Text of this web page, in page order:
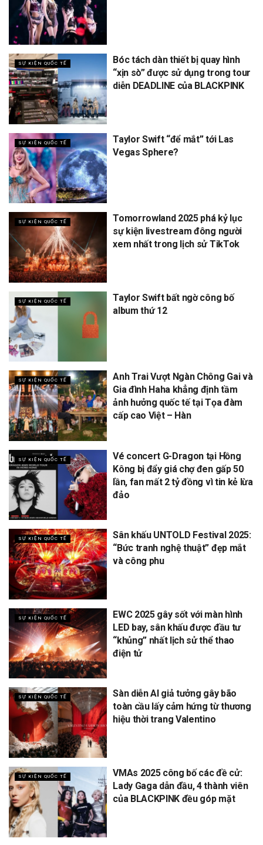
SỰ KIỆN QUỐC TẾ
Bóc tách dàn thiết bị quay hình
“xịn sò” được sử dụng trong tour
diễn DEADLINE của BLACKPINK
SỰ KIỆN QUỐC TẾ
Taylor Swift “để mắt” tới Las
Vegas Sphere?
SỰ KIỆN QUỐC TẾ
Tomorrowland 2025 phá kỷ lục
sự kiện livestream đông người
xem nhất trong lịch sử TikTok
SỰ KIỆN QUỐC TẾ
Taylor Swift bất ngờ công bố
album thứ 12
SỰ KIỆN QUỐC TẾ
Anh Trai Vượt Ngàn Chông Gai và
Gia đình Haha khẳng định tầm
ảnh hưởng quốc tế tại Tọa đàm
cấp cao Việt – Hàn
SỰ KIỆN QUỐC TẾ
Vé concert G-Dragon tại Hồng
Kông bị đẩy giá chợ đen gấp 50
lần, fan mất 2 tỷ đồng vì tin kẻ lừa
đảo
SỰ KIỆN QUỐC TẾ
Sân khấu UNTOLD Festival 2025:
“Bức tranh nghệ thuật” đẹp mắt
và công phu
SỰ KIỆN QUỐC TẾ
EWC 2025 gây sốt với màn hình
LED bay, sân khấu được đầu tư
“khủng” nhất lịch sử thể thao
điện tử
SỰ KIỆN QUỐC TẾ
Sàn diễn AI giả tưởng gây bão
toàn cầu lấy cảm hứng từ thương
hiệu thời trang Valentino
SỰ KIỆN QUỐC TẾ
VMAs 2025 công bố các đề cử:
Lady Gaga dẫn đầu, 4 thành viên
của BLACKPINK đều góp mặt